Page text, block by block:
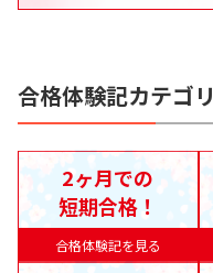
合格体験記カテゴリ
合格体験記を見る
2ヶ月での
短期合格！